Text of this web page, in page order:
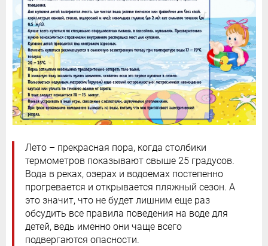
Лето – прекрасная пора, когда столбики
термометров показывают свыше 25 градусов.
Вода в реках, озерах и водоемах постепенно
прогревается и открывается пляжный сезон. А
это значит, что не будет лишним еще раз
обсудить все правила поведения на воде для
детей, ведь именно они чаще всего
подвергаются опасности.